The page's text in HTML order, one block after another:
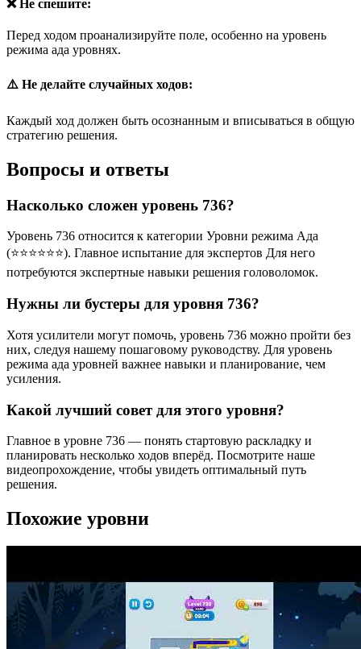
❌ Не спешите:
Перед ходом проанализируйте поле, особенно на уровень
режима ада уровнях.
⚠️ Не делайте случайных ходов:
Каждый ход должен быть осознанным и вписываться в общую
стратегию решения.
Вопросы и ответы
Насколько сложен уровень 736?
Уровень 736 относится к категории Уровни режима Ада
(⭐⭐⭐⭐⭐⭐). Главное испытание для экспертов Для него
потребуются экспертные навыки решения головоломок.
Нужны ли бустеры для уровня 736?
Хотя усилители могут помочь, уровень 736 можно пройти без
них, следуя нашему пошаговому руководству. Для уровень
режима ада уровней важнее навыки и планирование, чем
усиления.
Какой лучший совет для этого уровня?
Главное в уровне 736 — понять стартовую раскладку и
планировать несколько ходов вперёд. Посмотрите наше
видеопрохождение, чтобы увидеть оптимальный путь
решения.
Похожие уровни